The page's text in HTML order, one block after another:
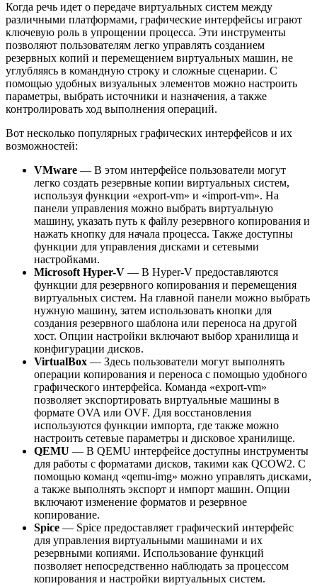
Когда речь идет о передаче виртуальных систем между
различными платформами, графические интерфейсы играют
ключевую роль в упрощении процесса. Эти инструменты
позволяют пользователям легко управлять созданием
резервных копий и перемещением виртуальных машин, не
углубляясь в командную строку и сложные сценарии. С
помощью удобных визуальных элементов можно настроить
параметры, выбрать источники и назначения, а также
контролировать ход выполнения операций.
Вот несколько популярных графических интерфейсов и их
возможностей:
VMware — В этом интерфейсе пользователи могут
легко создать резервные копии виртуальных систем,
используя функции «export-vm» и «import-vm». На
панели управления можно выбрать виртуальную
машину, указать путь к файлу резервного копирования и
нажать кнопку для начала процесса. Также доступны
функции для управления дисками и сетевыми
настройками.
Microsoft Hyper-V — В Hyper-V предоставляются
функции для резервного копирования и перемещения
виртуальных систем. На главной панели можно выбрать
нужную машину, затем использовать кнопки для
создания резервного шаблона или переноса на другой
хост. Опции настройки включают выбор хранилища и
конфигурации дисков.
VirtualBox — Здесь пользователи могут выполнять
операции копирования и переноса с помощью удобного
графического интерфейса. Команда «export-vm»
позволяет экспортировать виртуальные машины в
формате OVA или OVF. Для восстановления
используются функции импорта, где также можно
настроить сетевые параметры и дисковое хранилище.
QEMU — В QEMU интерфейсе доступны инструменты
для работы с форматами дисков, такими как QCOW2. С
помощью команд «qemu-img» можно управлять дисками,
а также выполнять экспорт и импорт машин. Опции
включают изменение форматов и резервное
копирование.
Spice — Spice предоставляет графический интерфейс
для управления виртуальными машинами и их
резервными копиями. Использование функций
позволяет непосредственно наблюдать за процессом
копирования и настройки виртуальных систем.